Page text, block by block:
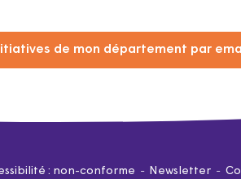
de mon département par
: non-conforme Newsletter